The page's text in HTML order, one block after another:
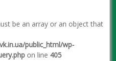
be an array or an object that
public_html/wp-
on line 405